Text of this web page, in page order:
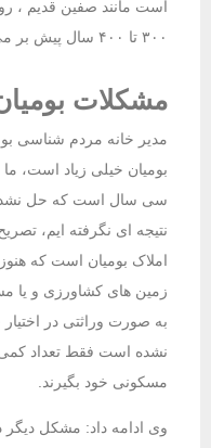
است مانند صفین قدیم ،
۳۰۰ تا ۴۰۰ سال پیش بر می گردد.
مشکلات
مدیر خانه مردم شناسی
بومیان خیلی زیاد است،
سی سال است که حل نشده
نتیجه ای نگرفته ایم،
املاک بومیان است که
زمین های کشاورزی و یا
به صورت وراثتی در اختیار
نشده است فقط تعداد کمی
مسکونی خود بگیرند.
وی ادامه داد: مشکل